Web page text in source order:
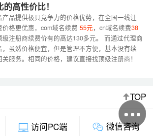
高性价比！
产品提供极具竞争力的价格优势，在全国一线注
价格更优惠，com域名续费 55元，cn域名续费38
级注册商续费价有的高达130多元。 而通过代理商
，虽然价格便宜，但是管理不方便，基本没有续
服务。相同的价格，建议直接找顶级注册商！
TOP
访问PC端 微信咨询